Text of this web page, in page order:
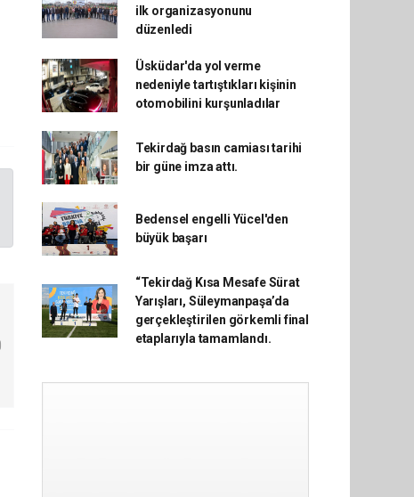
ilk organizasyonunu
düzenledi
Üsküdar'da yol verme
nedeniyle tartıştıkları kişinin
otomobilini kurşunladılar
Tekirdağ basın camiası tarihi
bir güne imza attı.
Bedensel engelli Yücel'den
büyük başarı
“Tekirdağ Kısa Mesafe Sürat
Yarışları, Süleymanpaşa’da
gerçekleştirilen görkemli final
etaplarıyla tamamlandı.